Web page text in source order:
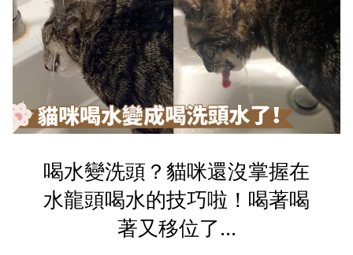
喝水變洗頭？貓咪還沒掌握在
水龍頭喝水的技巧啦！喝著喝
著又移位了...